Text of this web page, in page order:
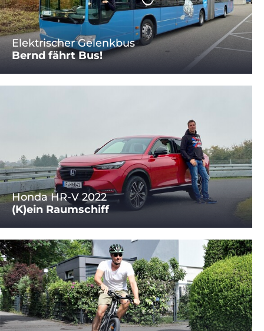
Elektrischer Gelenkbus
Bernd fährt Bus!
Honda HR-V 2022
(K)ein Raumschiff